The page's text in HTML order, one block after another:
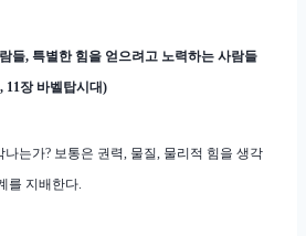
들, 특별한 힘을 얻으려고 노력하는 사람들
11장 바벨탑시대)
는가? 보통은 권력, 물질, 물리적 힘을 생각
를 지배한다.